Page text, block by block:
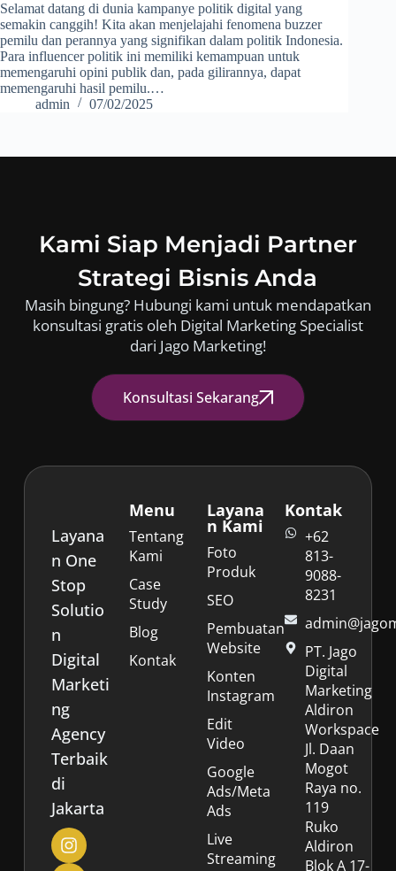
Selamat datang di dunia kampanye politik digital yang
semakin canggih! Kita akan menjelajahi fenomena buzzer
pemilu dan perannya yang signifikan dalam politik Indonesia.
Para influencer politik ini memiliki kemampuan untuk
memengaruhi opini publik dan, pada gilirannya, dapat
memengaruhi hasil pemilu.…
admin
07/02/2025
Kami Siap Menjadi Partner
Strategi Bisnis Anda
Masih bingung? Hubungi kami untuk mendapatkan
konsultasi gratis oleh Digital Marketing Specialist
dari Jago Marketing!
Konsultasi Sekarang
Layana
n One
Stop
Solutio
n
Digital
Marketi
ng
Agency
Terbaik
di
Jakarta
Menu
Tentang
Kami
Case
Study
Blog
Kontak
Layana
n Kami
Foto
Produk
SEO
Pembuatan
Website
Konten
Instagram
Edit
Video
Google
Ads/Meta
Ads
Live
Streaming
Kontak
+62
813-
9088-
8231
PT. Jago
Digital
Marketing
Aldiron
Workspace
Jl. Daan
Mogot
Raya no.
119
Ruko
Aldiron
Blok A 17-